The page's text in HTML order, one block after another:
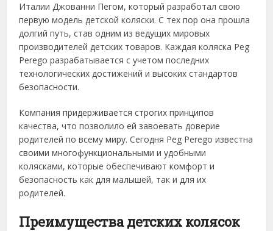
Италии Джованни Пегом, который разработал свою
первую модель детской коляски. С тех пор она прошла
долгий путь, став одним из ведущих мировых
производителей детских товаров. Каждая коляска Peg
Perego разрабатывается с учетом последних
технологических достижений и высоких стандартов
безопасности.
Компания придерживается строгих принципов
качества, что позволило ей завоевать доверие
родителей по всему миру. Сегодня Peg Perego известна
своими многофункциональными и удобными
колясками, которые обеспечивают комфорт и
безопасность как для малышей, так и для их
родителей.
Преимущества детских колясок